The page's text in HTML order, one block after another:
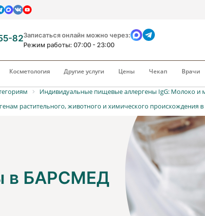
82Записаться онлайн можно через:
Режим работы: 07:00 - 23:00
Косметология Другие услуги Цены Чекап Врачи
Индивидуальные пищевые аллергены IgG: Молоко и
растительного, животного и химического происхождения
в БАРСМЕД